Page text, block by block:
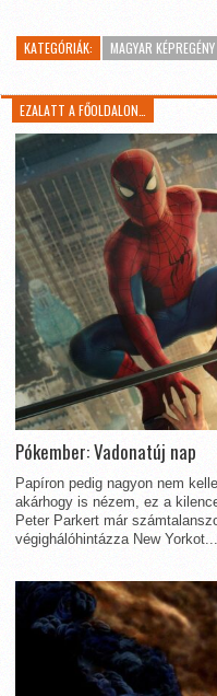
KATEGÓRIÁK: MAGYAR KÉPREGÉNY
EZALATT A FŐOLDALON…
Pókember: Vadonatúj nap
Papíron pedig nagyon nem
akárhogy is nézem, ez a
Peter Parkert már
végighálóhintázza New Yorkot...